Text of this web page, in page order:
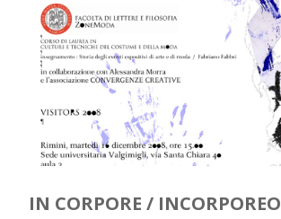
IN CORPORE / INCORPOREO